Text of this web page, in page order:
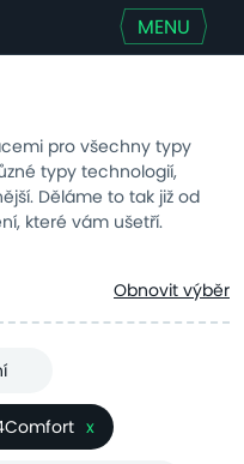
MENU
pro všechny typy
typy technologií,
Děláme to tak již od
které vám ušetří.
Obnovit výběr
x